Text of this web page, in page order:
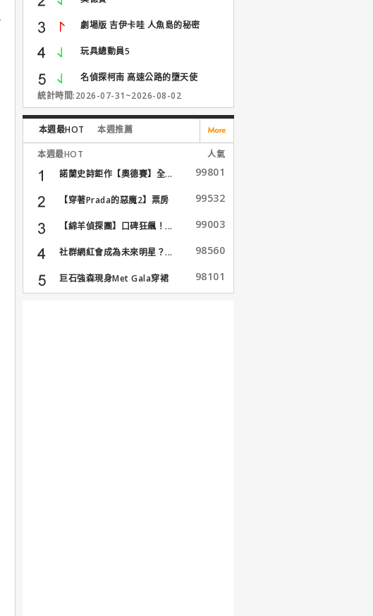
劇場版 吉伊卡哇 人魚島的秘密
玩具總動員5
名偵探柯南 高速公路的墮天使
統計時間:2026-07-31~2026-08-02
本週最HOT 本週推薦
本週最HOT
人氣
諾蘭史詩鉅作【奧德賽】全...
99801
【穿著Prada的惡魔2】票房
99532
【綿羊偵探團】口碑狂飆！... 99003
社群網紅會成為未來明星？... 98560
巨石強森現身Met Gala穿裙
子...
98101